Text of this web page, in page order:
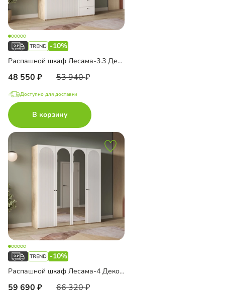
-10%
Распашной шкаф Лесама-3.3 Декор 2
48 550 53 940
Доступно для доставки
В корзину
-10%
Распашной шкаф Лесама-4 Декор 1 с зеркалом
59 690 66 320